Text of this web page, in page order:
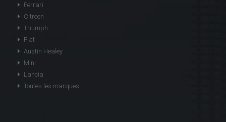
Ferrari
Citroen
Triumph
Fiat
Austin Healey
Mini
Lancia
Toutes les marques